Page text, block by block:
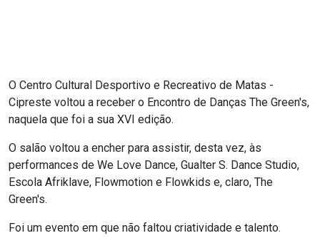
O Centro Cultural Desportivo e Recreativo de Matas -
Cipreste voltou a receber o Encontro de Danças The Green's,
naquela que foi a sua XVI edição.
O salão voltou a encher para assistir, desta vez, às
performances de We Love Dance, Gualter S. Dance Studio,
Escola Afriklave, Flowmotion e Flowkids e, claro, The
Green's.
Foi um evento em que não faltou criatividade e talento.